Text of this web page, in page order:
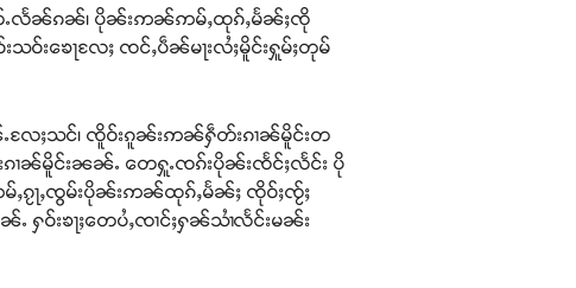
ႉလႅၼ်ၵၼ်၊ ပိုၼ်းဢၼ်ဢမ်ႇထုၵ်ႇမႅၼ်ႈၸို
းၶေႃလႄႈ ၸင်ႇပဵၼ်မႃးလႆႈမိူင်းႁူမ်ႈတုမ်
ႉလႄႈသင်၊ ၸိူဝ်းၵူၼ်းဢၼ်ႁဵတ်းၵၢၼ်မိူင်းတ
ၵၢၼ်မိူင်းၼၼ်ႉ တေႁူႉၸၵ်းပိုၼ်းၸႅင်ႈလႅင်း ပို
ႇၵႂႃႇၸွမ်းပိုၼ်းဢၼ်ထုၵ်ႇမႅၼ်ႈ ၸိုဝ်ႈၸႂ်ႈ
ႉ ႁဝ်းၶႃႈတေပႆႇၸၢင်ႈႁၼ်သၢႆလႅင်းမၼ်း